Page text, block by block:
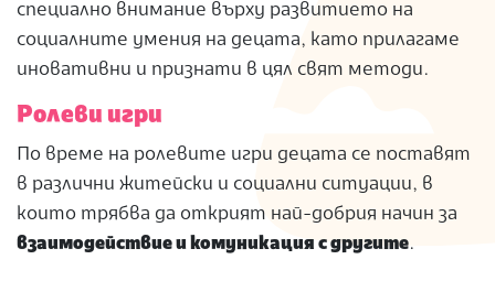
специално внимание върху развитието на
социалните умения на децата, като прилагаме
иновативни и признати в цял свят методи.
Ролеви игри
По време на ролевите игри децата се поставят
в различни житейски и социални ситуации, в
които трябва да открият най-добрия начин за
взаимодействие и комуникация с другите.